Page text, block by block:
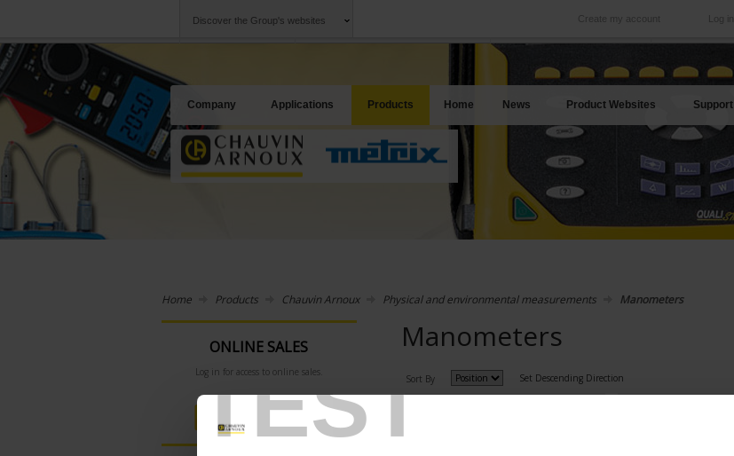
TEST
Discover the Group's websites Log in
Create my account
International
Our subsidiaries abroad
Our best offers
Company Applications Products Home News Product Websites Support
Home Products Chauvin Arnoux Physical and environmental measurements Manometers
ONLINE SALES
Log in for access to online sales.
Manometers
Sort By Set Descending Direction